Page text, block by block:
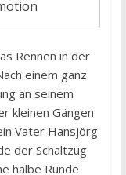
Rennen in der
einem ganz
an seinem
kleinen Gängen
Vater Hansjörg
der Schaltzug
halbe Runde